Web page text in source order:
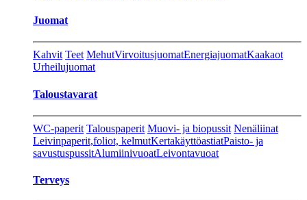
Juomat
Kahvit Teet MehutVirvoitusjuomatEnergiajuomatKaakaot
Urheilujuomat
Taloustavarat
WC-paperit Talouspaperit Muovi- ja biopussit Nenäliinat
Leivinpaperit,foliot, kelmutKertakäyttöastiatPaisto- ja
savustuspussitAlumiinivuoatLeivontavuoat
Terveys